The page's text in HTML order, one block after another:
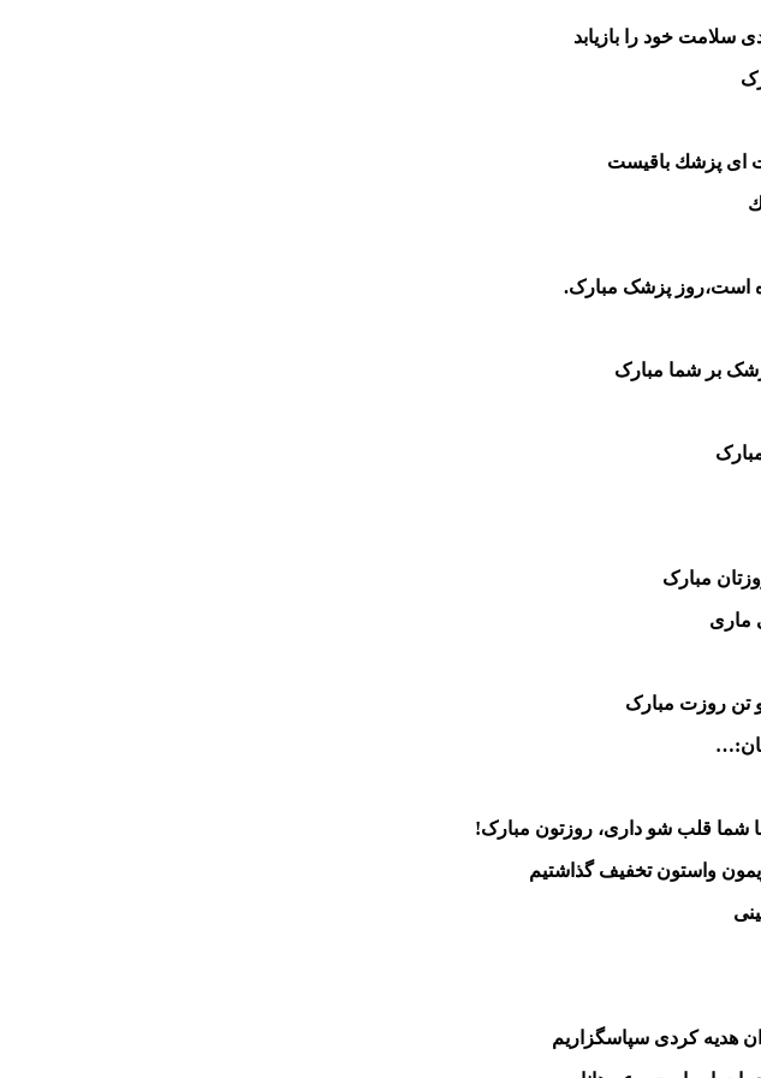
سلامت خود را بازیابد
ای پزشك باقيست
است،روز پزشک مبارک.
بر شما مبارک
مبارک
ماری
تن روزت مبارک
شما قلب شو داری، روزتون مبارک!
واستون تخفیف گذاشتیم
هدیه کردی سپاسگزاریم